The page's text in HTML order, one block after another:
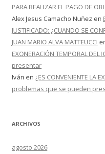
PARA REALIZAR EL PAGO DE
Alex Jesus Camacho Nuñez en
JUSTIFICADO: ¿CUANDO SE
JUAN MARIO ALVA MATTEUCCI
EXONERACIÓN TEMPORAL
presentar
Iván en ¿ES CONVENIENTE LA
problemas que se pueden
ARCHIVOS
agosto 2026